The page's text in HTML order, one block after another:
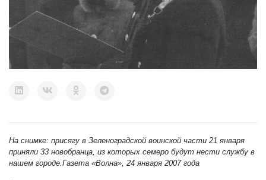
На снимке: присягу в Зеленоградской воинской части 21 января
приняли 33 новобранца, из которых семеро будут нести службу в
нашем городе.Газета «Волна», 24 января 2007 года